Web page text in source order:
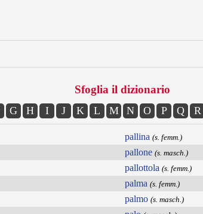
Sfoglia il dizionario
G H I J K L M N O P Q R
pallina (s. femm.)
pallone (s. masch.)
pallottola (s. femm.)
palma (s. femm.)
palmo (s. masch.)